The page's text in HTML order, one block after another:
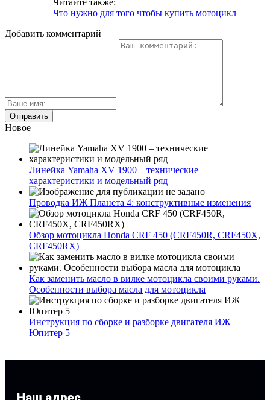
Что нужно для того чтобы купить мотоцикл
Добавить комментарий
Новое
Линейка Yamaha XV 1900 – технические
характеристики и модельный ряд
Проводка ИЖ Планета 4: конструктивные изменения
Обзор мотоцикла Honda CRF 450 (CRF450R, CRF450X,
CRF450RX)
Как заменить масло в вилке мотоцикла своими руками.
Особенности выбора масла для мотоцикла
Инструкция по сборке и разборке двигателя ИЖ
Юпитер 5